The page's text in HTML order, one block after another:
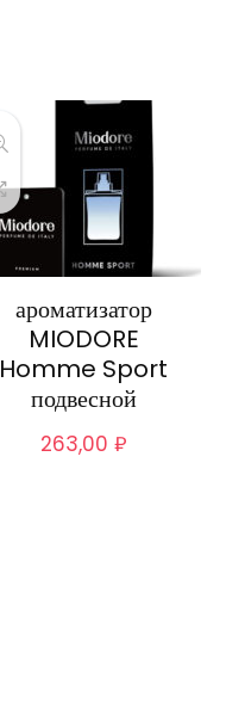
ароматизатор
MIODORE
Homme Sport
подвесной
263,00 ₽